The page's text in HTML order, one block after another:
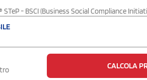
- BSCI (Business Social Compliance
CALCOLA